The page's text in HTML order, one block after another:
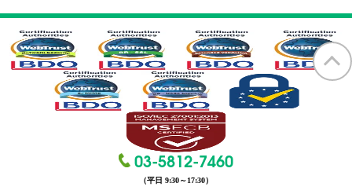
03-5812-7460
（平日 9:30～17:30）